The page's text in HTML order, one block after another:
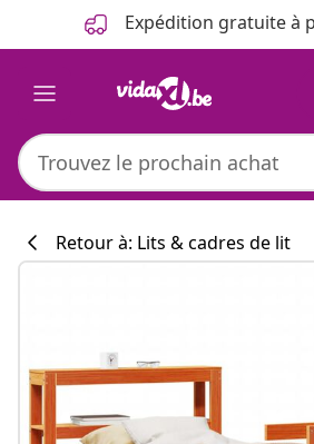
Expédition gratuite à
Retour à: Lits & cadres de lit